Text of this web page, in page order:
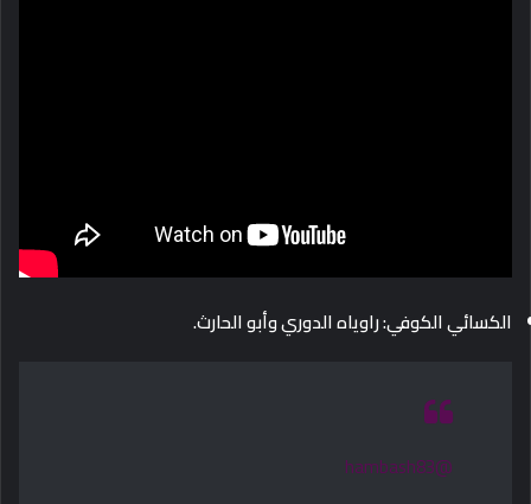
الكسائي الكوفي: راوياه الدوري وأبو الحارث.
@hambash83